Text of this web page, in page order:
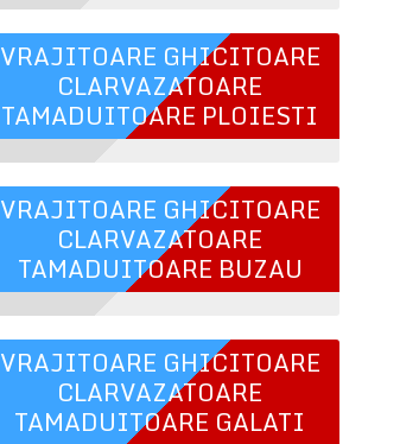
VRAJITOARE GHICITOARE
CLARVAZATOARE
TAMADUITOARE PLOIESTI
VRAJITOARE GHICITOARE
CLARVAZATOARE
TAMADUITOARE BUZAU
VRAJITOARE GHICITOARE
CLARVAZATOARE
TAMADUITOARE GALATI